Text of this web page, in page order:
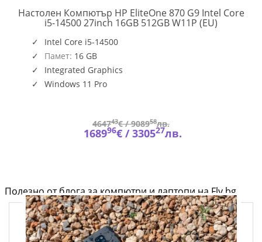
90Y60057RM
Настолен Компютър HP EliteOne 870 G9 Intel Core
i5-14500 27inch 16GB 512GB W11P (EU)
Intel Core i5-14500
Памет: 16 GB
Integrated Graphics
Windows 11 Pro
464743€ /908958лв.
168996€ /330527лв.
Полезно от блога за компютри и лаптопи на Fly.bg